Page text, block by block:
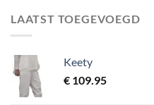
LAATST TOEGEVOEGD
Keety
€ 109.95